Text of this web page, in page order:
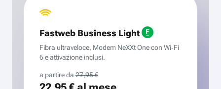
Fastweb Business Light
Fibra ultraveloce, Modem NeXXt One con Wi‑Fi
6 e attivazione inclusi.
a partire da 27,95 €